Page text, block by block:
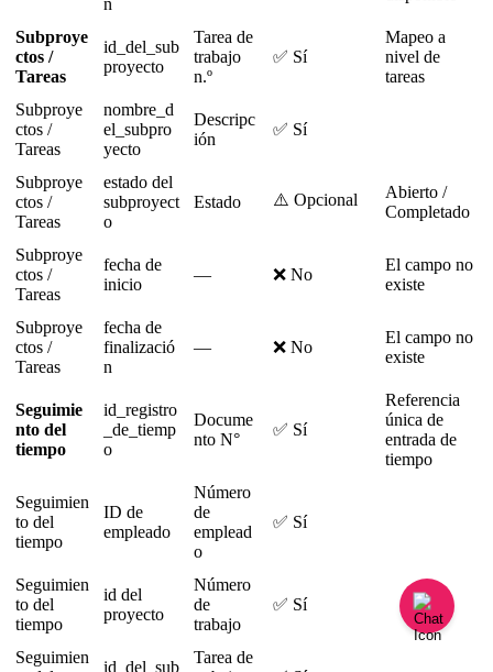
Subproye
ctos /
Tareas
id_del_sub
proyecto
Tarea de
trabajo
n.º
✅ Sí
Mapeo a
nivel de
tareas
Subproye
ctos /
Tareas
nombre_d
el_subpro
yecto
Descripc
ión
✅ Sí
Subproye
ctos /
Tareas
estado del
subproyect
o
Estado ⚠ Opcional Abierto /
Completado
Subproye
ctos /
Tareas
fecha de
inicio
— ❌ No
El campo no
existe
Subproye
ctos /
Tareas
fecha de
finalizació
n
— ❌ No
El campo no
existe
Seguimie
nto del
tiempo
id_registro
_de_tiemp
o
Docume
nto N°
✅ Sí
Referencia
única de
entrada de
tiempo
Seguimien
to del
tiempo
ID de
empleado
Número
de
emplead
o
✅ Sí
Seguimien
to del
tiempo
id del
proyecto
Número
de
trabajo
✅ Sí
Seguimien
id_del_sub
Tarea de